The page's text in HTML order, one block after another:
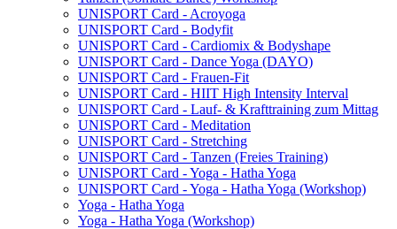
UNISPORT Card - Acroyoga
UNISPORT Card - Bodyfit
UNISPORT Card - Cardiomix & Bodyshape
UNISPORT Card - Dance Yoga (DAYO)
UNISPORT Card - Frauen-Fit
UNISPORT Card - HIIT High Intensity Interval
UNISPORT Card - Lauf- & Krafttraining zum Mittag
UNISPORT Card - Meditation
UNISPORT Card - Stretching
UNISPORT Card - Tanzen (Freies Training)
UNISPORT Card - Yoga - Hatha Yoga
UNISPORT Card - Yoga - Hatha Yoga (Workshop)
Yoga - Hatha Yoga
Yoga - Hatha Yoga (Workshop)